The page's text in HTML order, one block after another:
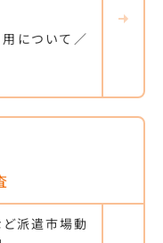
について／
派遣市場動